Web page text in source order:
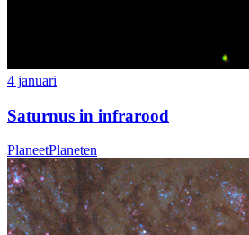
4 januari
Saturnus in infrarood
PlaneetPlaneten